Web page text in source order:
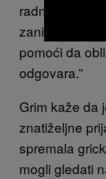
radnici su
zanima kako
pomoći da
odgovara.”
Grim kaže da
znatiželjne
spremala
mogli gledati